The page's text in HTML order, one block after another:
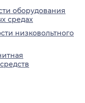
оборудования
средах
низковольтного